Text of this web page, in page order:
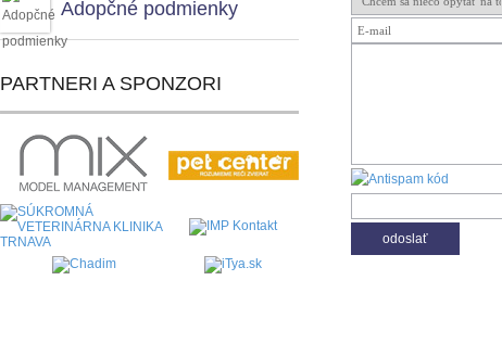
Adopčné podmienky
PARTNERI A SPONZORI